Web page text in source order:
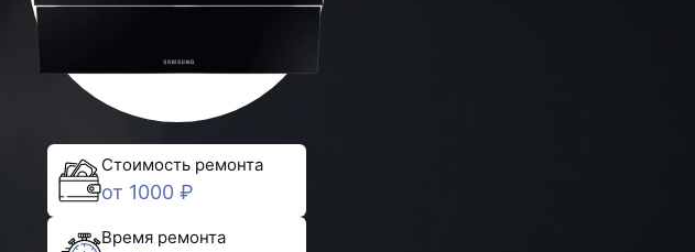
Стоимость ремонта
от 1000 ₽
Время ремонта